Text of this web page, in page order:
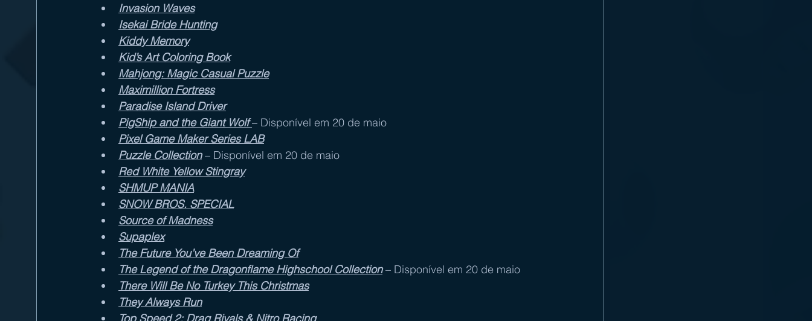
Invasion Waves
Isekai Bride Hunting
Kiddy Memory
Kid’s Art Coloring Book
Mahjong: Magic Casual Puzzle
Maximillion Fortress
Paradise Island Driver
PigShip and the Giant Wolf – Disponível em 20 de maio
Pixel Game Maker Series LAB
Puzzle Collection – Disponível em 20 de maio
Red White Yellow Stingray
SHMUP MANIA
SNOW BROS. SPECIAL
Source of Madness
Supaplex
The Future You’ve Been Dreaming Of
The Legend of the Dragonflame Highschool Collection – Disponível em 20 de maio
There Will Be No Turkey This Christmas
They Always Run